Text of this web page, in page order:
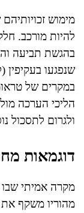
מימוש
להיות מורכב.
בהגשת תביעה
שנפגעו
במקרים של
הליכי הערכה
ולגרום לתסכול
דוגמאות
מקרה אמיתי
מהוריו משקף את